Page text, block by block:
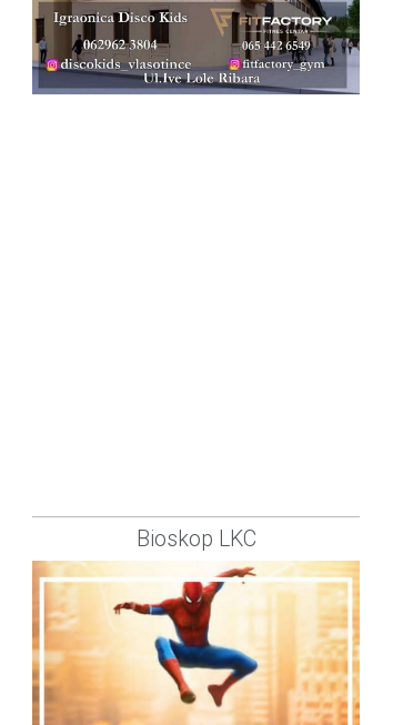
Bioskop LKC